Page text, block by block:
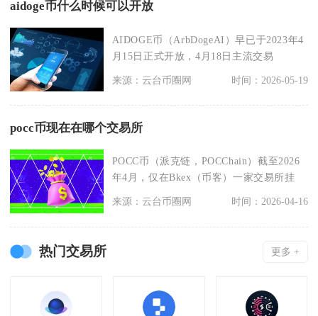
aidoge币什么时候可以开放
AIDOGE币（ArbDogeAI）早已于2023年4
月15日正式开放，4月18日主流交易
来源：云台币圈网 时间：2026-05-19
pocc币现在在哪个交易所
POCC币（派克链，POCChain）截至2026
年4月，仅在Bkex（币客）一家交易所挂
来源：云台币圈网 时间：2026-04-16
热门交易所 更多 +